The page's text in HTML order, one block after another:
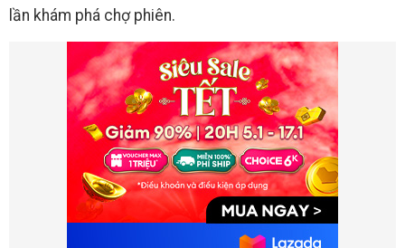
lần khám phá chợ phiên.